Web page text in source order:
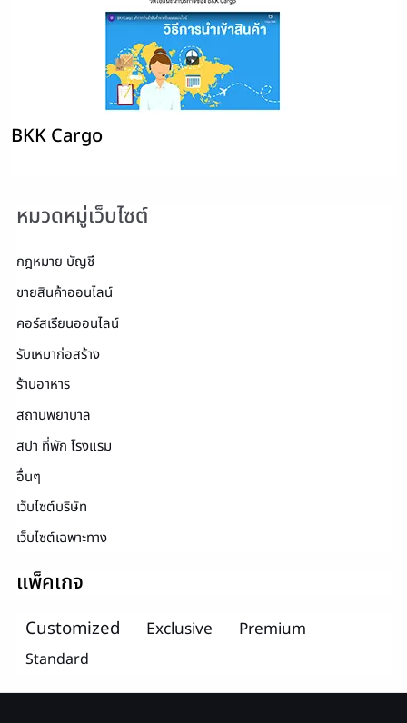
BKK Cargo
หมวดหมู่เว็บไซต์
กฎหมาย บัญชี
ขายสินค้าออนไลน์
คอร์สเรียนออนไลน์
รับเหมาก่อสร้าง
ร้านอาหาร
สถานพยาบาล
สปา ที่พัก โรงแรม
อื่นๆ
เว็บไซต์บริษัท
เว็บไซต์เฉพาะทาง
แพ็คเกจ
Customized Exclusive Premium
Standard